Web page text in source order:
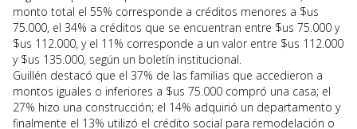
monto total el 55% corresponde a créditos menores a $us
75.000, el 34% a créditos que se encuentran entre $us 75.000 y
$us 112.000, y el 11% corresponde a un valor entre $us 112.000
y $us 135.000, según un boletín institucional.
Guillén destacó que el 37% de las familias que accedieron a
montos iguales o inferiores a $us 75.000 compró una casa; el
27% hizo una construcción; el 14% adquirió un departamento y
finalmente el 13% utilizó el crédito social para remodelación o